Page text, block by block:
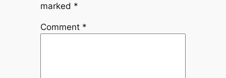
marked *
Comment *